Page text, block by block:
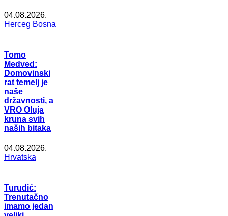
04.08.2026.
Herceg Bosna
Tomo
Medved:
Domovinski
rat temelj je
naše
državnosti, a
VRO Oluja
kruna svih
naših bitaka
04.08.2026.
Hrvatska
Turudić:
Trenutačno
imamo jedan